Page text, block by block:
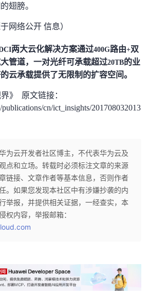
翅膀。
网络公开 信息）
两大云化解决方案通过400G路由+双
管道，一对光纤可承载超过20TB的业
云承载提供了无限制的扩容空间。
》 原文链接：
cn/ict_insights/201708032013
为云开发者社区博主，不代表华为云及
点和立场。转载时必须标注文章的来源
链接、文章作者等基本信息，否则作者
。如果您发现本社区中有涉嫌抄袭的内
举报，并提供相关证据，一经查实，本
权内容，举报邮箱：